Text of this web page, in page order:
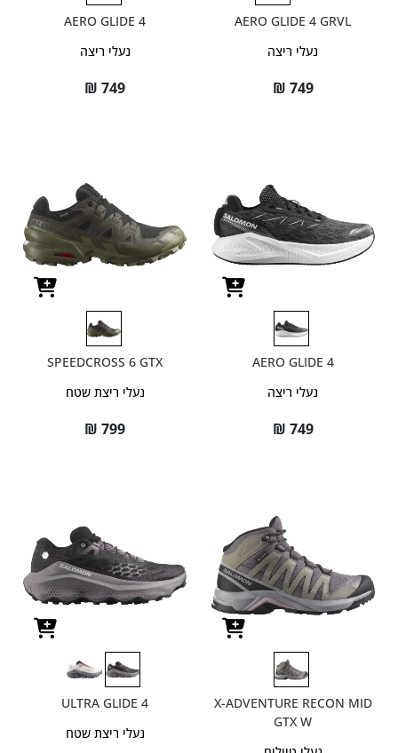
AERO GLIDE 4 GRVL
נעלי ריצה
₪ 749
AERO GLIDE 4
נעלי ריצה
₪ 749
AERO GLIDE 4
נעלי ריצה
₪ 749
SPEEDCROSS 6 GTX
נעלי ריצת שטח
₪ 799
X-ADVENTURE RECON MID
GTX W
ULTRA GLIDE 4
נעלי ריצת שטח